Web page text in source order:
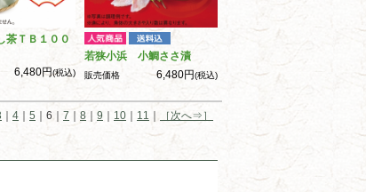
茶ＴＢ１００
6,480円(税込)
若狭小浜 小鯛ささ漬
販売価格 6,480円(税込)
4 5 ｜6｜ 7 8 9 10 11 ［次へ⇒］